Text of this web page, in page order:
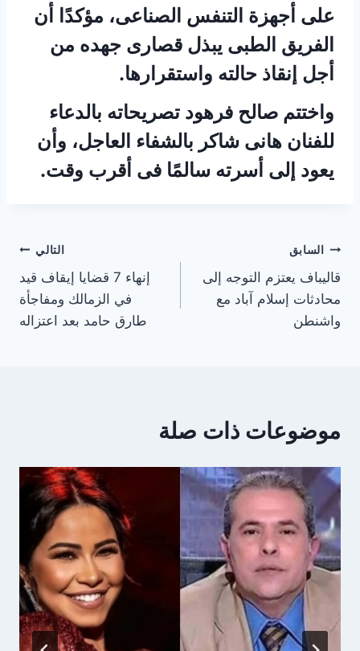
على أجهزة التنفس الصناعى، مؤكدًا أن
الفريق الطبى يبذل قصارى جهده من
أجل إنقاذ حالته واستقرارها.
واختتم صالح فرهود تصريحاته بالدعاء
للفنان هانى شاكر بالشفاء العاجل، وأن
يعود إلى أسرته سالمًا فى أقرب وقت.
تصفّح
المقالات
السابق
قاليباف يعتزم التوجه إلى
محادثات إسلام آباد مع
واشنطن
التالي
إنهاء 7 قضايا إيقاف قيد
في الزمالك ومفاجأة
طارق حامد بعد اعتزاله
موضوعات ذات صلة